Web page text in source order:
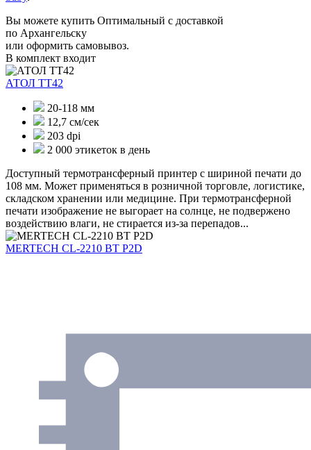
Вы можете купить Оптимальный с доставкой
по Архангельску
или оформить самовывоз.
В комплект входит
АТОЛ ТТ42
20-118 мм
12,7 см/сек
203 dpi
2 000 этикеток в день
Доступный термотрансферный принтер с шириной печати до
108 мм. Может применяться в розничной торговле, логистике,
складском хранении или медицине. При термотрансферной
печати изображение не выгорает на солнце, не подвержено
воздействию влаги, не стирается из-за перепадов...
MERTECH CL-2210 BT P2D